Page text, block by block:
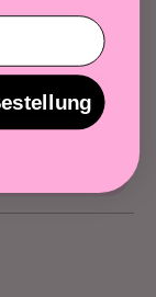
Privacy